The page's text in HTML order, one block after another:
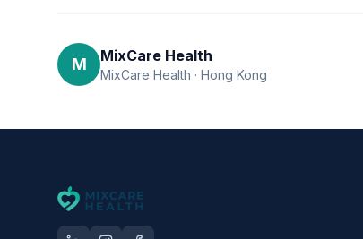
M MixCare Health
MixCare Health · Hong Kong